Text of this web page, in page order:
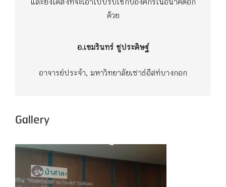
และยังได้สิ่งที่จะเอาไปปรับใช้กับองค์กรในอนาคตอีก
ด้วย
อ.เขมรินทร์ ชูประดิษฐ์
อาจารย์ประจำ, มหาวิทยาลัยเซาธ์อีสท์บางกอก
Gallery